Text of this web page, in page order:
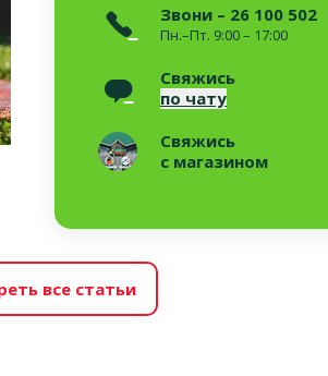
Звони – 26 100 502
Пн.–Пт. 9:00 – 17:00
Свяжись
по чату
Свяжись
с магазином
все статьи